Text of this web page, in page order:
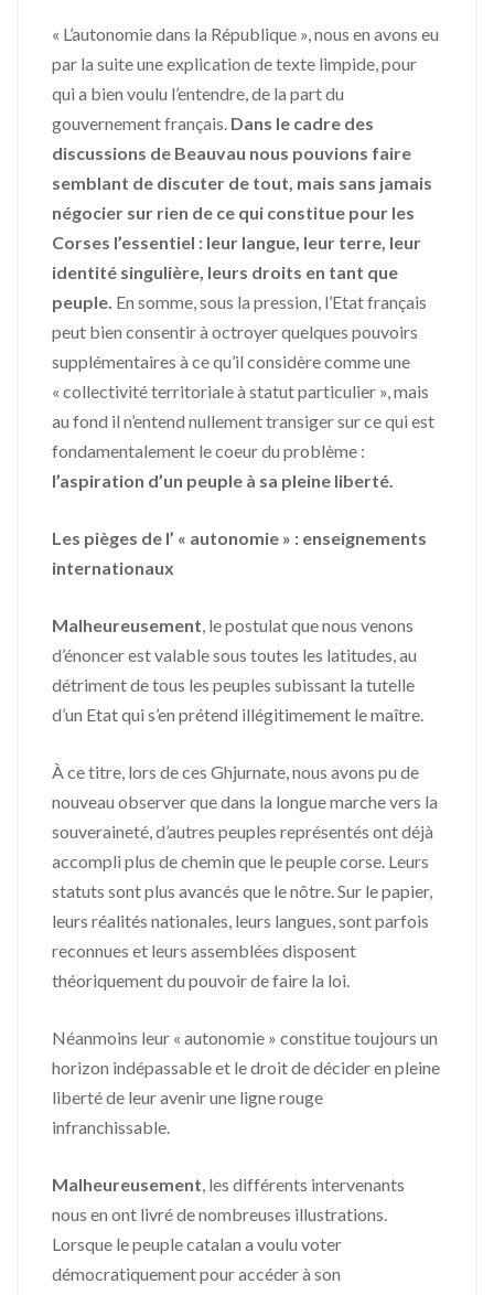
« L’autonomie dans la République », nous en avons eu
par la suite une explication de texte limpide, pour
qui a bien voulu l’entendre, de la part du
gouvernement français. Dans le cadre des
discussions de Beauvau nous pouvions faire
semblant de discuter de tout, mais sans jamais
négocier sur rien de ce qui constitue pour les
Corses l’essentiel : leur langue, leur terre, leur
identité singulière, leurs droits en tant que
peuple. En somme, sous la pression, l’Etat français
peut bien consentir à octroyer quelques pouvoirs
supplémentaires à ce qu’il considère comme une
« collectivité territoriale à statut particulier », mais
au fond il n’entend nullement transiger sur ce qui est
fondamentalement le coeur du problème :
l’aspiration d’un peuple à sa pleine liberté.
Les pièges de l’ « autonomie » : enseignements
internationaux
Malheureusement , le postulat que nous venons
d’énoncer est valable sous toutes les latitudes, au
détriment de tous les peuples subissant la tutelle
d’un Etat qui s’en prétend illégitimement le maître.
À ce titre, lors de ces Ghjurnate, nous avons pu de
nouveau observer que dans la longue marche vers la
souveraineté, d’autres peuples représentés ont déjà
accompli plus de chemin que le peuple corse. Leurs
statuts sont plus avancés que le nôtre. Sur le papier,
leurs réalités nationales, leurs langues, sont parfois
reconnues et leurs assemblées disposent
théoriquement du pouvoir de faire la loi.
Néanmoins leur « autonomie » constitue toujours un
horizon indépassable et le droit de décider en pleine
liberté de leur avenir une ligne rouge
infranchissable.
Malheureusement , les différents intervenants
nous en ont livré de nombreuses illustrations.
Lorsque le peuple catalan a voulu voter
démocratiquement pour accéder à son